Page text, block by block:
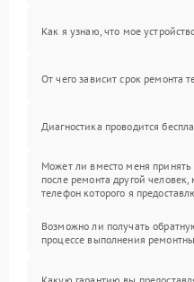
Как я узнаю, что мое
От чего зависит срок ремонта
Диагностика проводится
Может ли вместо меня принять
после ремонта другой человек,
телефон которого я
Возможно ли получать
процессе выполнения